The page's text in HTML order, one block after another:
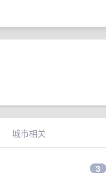
城市相关
3